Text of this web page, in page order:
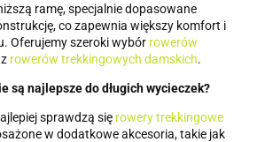
ramę, specjalnie dopasowane
co zapewnia większy komfort i
Oferujemy szeroki wybór rowerów
rowerów trekkingowych damskich.
są najlepsze do długich wycieczek?
sprawdzą się rowery trekkingowe
w dodatkowe akcesoria, takie jak